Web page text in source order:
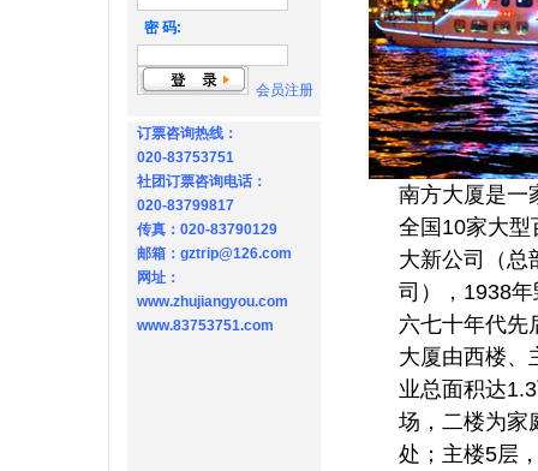
密 码:
会员注册
订票咨询热线：
020-83753751
社团订票咨询电话：
020-83799817
传真：020-83790129
邮箱：gztrip@126.com
网址：
www.zhujiangyou.com
www.83753751.com
南方大厦是一
全国10家大型
大新公司（总
司），1938
六七十年代先
大厦由西楼、
业总面积达
场，二楼为家
处；主楼5层